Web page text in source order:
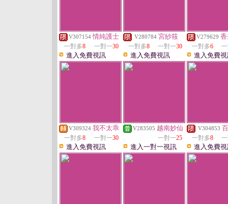
V307154 情純護士
一對多8 一對一30
進入免費視訊
V280784 宮紗筱
一對多8 一對一30
進入免費視訊
V279629
一對多6
進入免費
V309324 我不太乖
一對多8 一對一30
進入免費視訊
V283505 越南妙仙
一對一25
進入一對一視訊
V304853
一對多8
進入免費